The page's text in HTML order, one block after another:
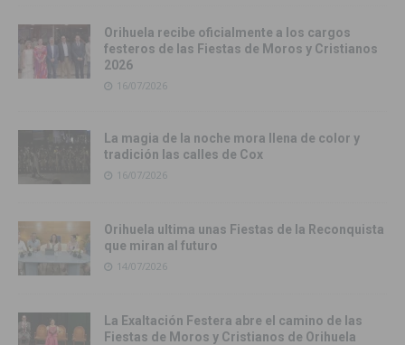
Orihuela recibe oficialmente a los cargos
festeros de las Fiestas de Moros y Cristianos
2026
16/07/2026
La magia de la noche mora llena de color y
tradición las calles de Cox
16/07/2026
Orihuela ultima unas Fiestas de la Reconquista
que miran al futuro
14/07/2026
La Exaltación Festera abre el camino de las
Fiestas de Moros y Cristianos de Orihuela